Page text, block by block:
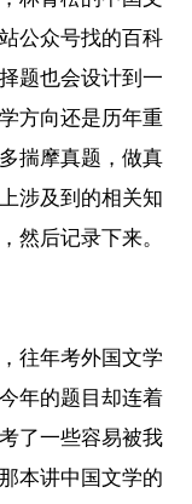
公众号找的百科
题也会设计到一
方向还是历年重
揣摩真题，做真
涉及到的相关知
然后记录下来。
往年考外国文学
年的题目却连着
了一些容易被我
本讲中国文学的